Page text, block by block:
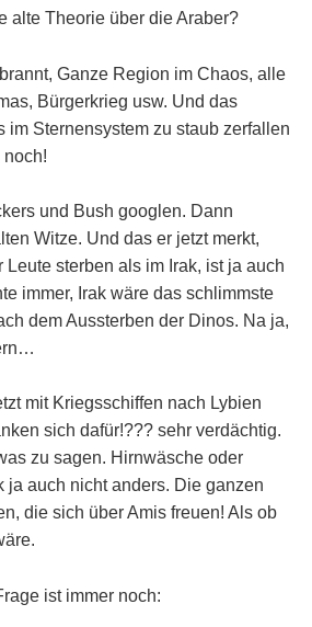
alte Theorie über die Araber?
Ganze Region im Chaos, alle
Bürgerkrieg usw. Und das
im Sternensystem zu staub zerfallen
noch!
und Bush googlen. Dann
Witze. Und das er jetzt merkt,
Leute sterben als im Irak, ist ja auch
immer, Irak wäre das schlimmste
dem Aussterben der Dinos. Na ja,
mit Kriegsschiffen nach Lybien
sich dafür!??? sehr verdächtig.
zu sagen. Hirnwäsche oder
ja auch nicht anders. Die ganzen
die sich über Amis freuen! Als ob
ist immer noch: